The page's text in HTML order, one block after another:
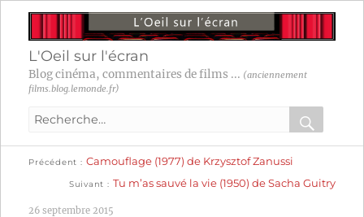
L'Oeil sur l'écran
Blog cinéma, commentaires de films ... (anciennement
films.blog.lemonde.fr)
Recherche
:
OK
Navigation
Précédent
précédente :
Camouflage (1977) de Krzysztof Zanussi
Suivant
suivante :
Tu m’as sauvé la vie (1950) de Sacha Guitry
26 septembre 2015